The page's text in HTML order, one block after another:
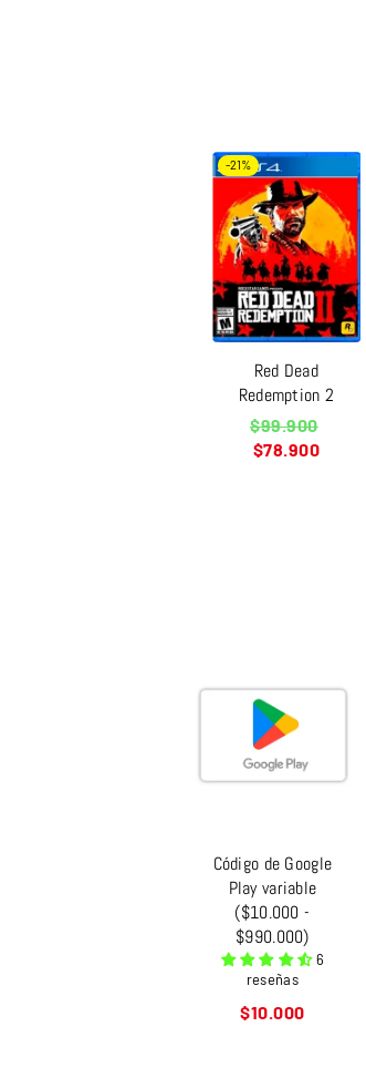
-21%
Red Dead
Redemption 2
Precio
habitual
$99.900
$78.900
Código de Google
Play variable
($10.000 -
$990.000)
6
reseñas
Precio
$10.000